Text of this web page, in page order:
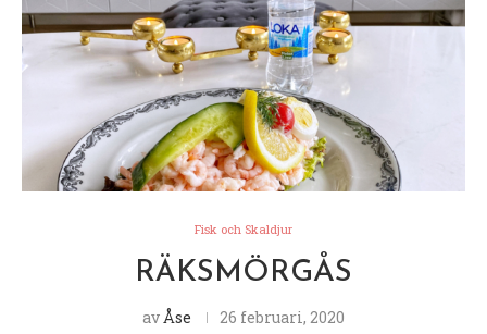
Fisk och Skaldjur
RÄKSMÖRGÅS
av Åse 26 februari, 2020